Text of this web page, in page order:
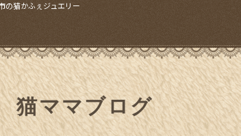
の猫かふぇジュエリー
猫ママブログ